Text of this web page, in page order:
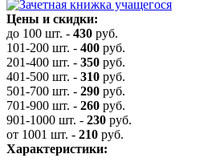
Цены и скидки:
до 100 шт. - 430 руб.
101-200 шт. - 400 руб.
201-400 шт. - 350 руб.
401-500 шт. - 310 руб.
501-700 шт. - 290 руб.
701-900 шт. - 260 руб.
901-1000 шт. - 230 руб.
от 1001 шт. - 210 руб.
Характеристики: